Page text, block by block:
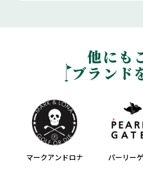
他にも
ブランド
マークアンドロナ パーリー